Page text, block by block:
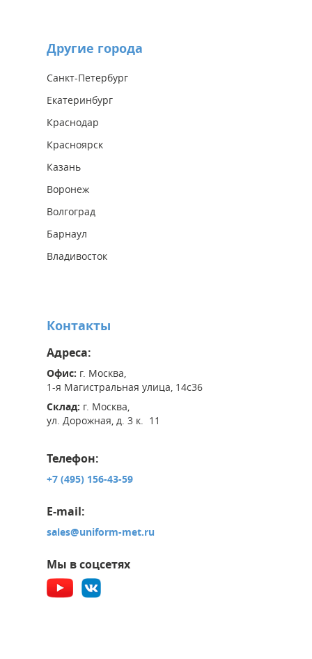
Другие города
Санкт-Петербург
Екатеринбург
Краснодар
Красноярск
Казань
Воронеж
Волгоград
Барнаул
Владивосток
Контакты
Адреса:
Офис: г. Москва,
1-я Магистральная улица, 14с36
Склад: г. Москва,
ул. Дорожная, д. 3 к. 11
Телефон:
+7 (495) 156-43-59
E-mail:
sales@uniform-met.ru
Мы в соцсетях